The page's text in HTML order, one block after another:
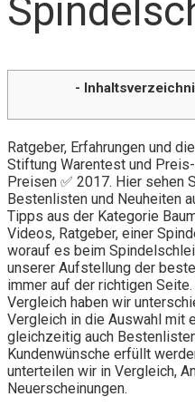
-
Ratgeber, Erfahrungen und
Stiftung Warentest und
Preisen ✅ 2017. Hier sehen
Bestenlisten und Neuheiten
Tipps aus der Kategorie
Videos, Ratgeber, einer
worauf es beim
unserer Aufstellung der
immer auf der richtigen
Vergleich haben wir
Vergleich in die Auswahl mit
gleichzeitig auch
Kundenwünsche erfüllt
unterteilen wir in Vergleich,
Neuerscheinungen.